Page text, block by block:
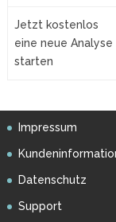
Jetzt kostenlos
eine neue Analyse
starten
Impressum
Datenschutz
Support